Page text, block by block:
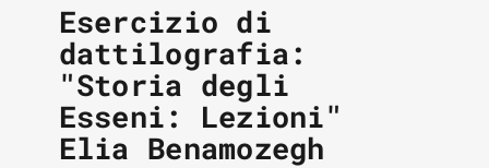
Esercizio di
dattilografia:
"Storia degli
Esseni: Lezioni"
Elia Benamozegh